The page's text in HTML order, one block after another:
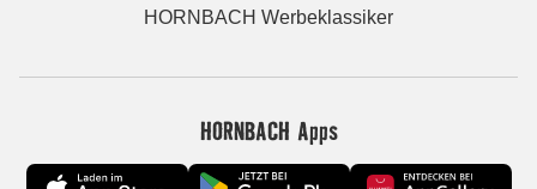
HORNBACH Werbeklassiker
HORNBACH Apps